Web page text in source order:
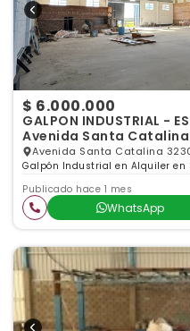
$ 6.000.000
GALPON INDUSTRIAL -
Avenida Santa
Avenida Santa Catalina
Galpón Industrial en Alquiler en
Publicado hace 1 mes
WhatsApp